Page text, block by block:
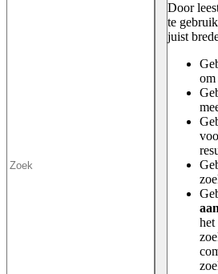
Door
te
juist
om
het